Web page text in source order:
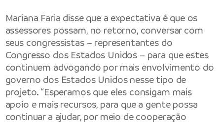
Mariana Faria disse que a expectativa é que os
assessores possam, no retorno, conversar com
seus congressistas – representantes do
Congresso dos Estados Unidos – para que estes
continuem advogando por mais envolvimento do
governo dos Estados Unidos nesse tipo de
projeto. “Esperamos que eles consigam mais
apoio e mais recursos, para que a gente possa
continuar a ajudar, por meio de cooperação